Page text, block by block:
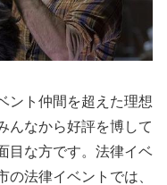
ント仲間を超えた理想
んなから好評を博して
目な方です。法律イベ
の法律イベントでは、